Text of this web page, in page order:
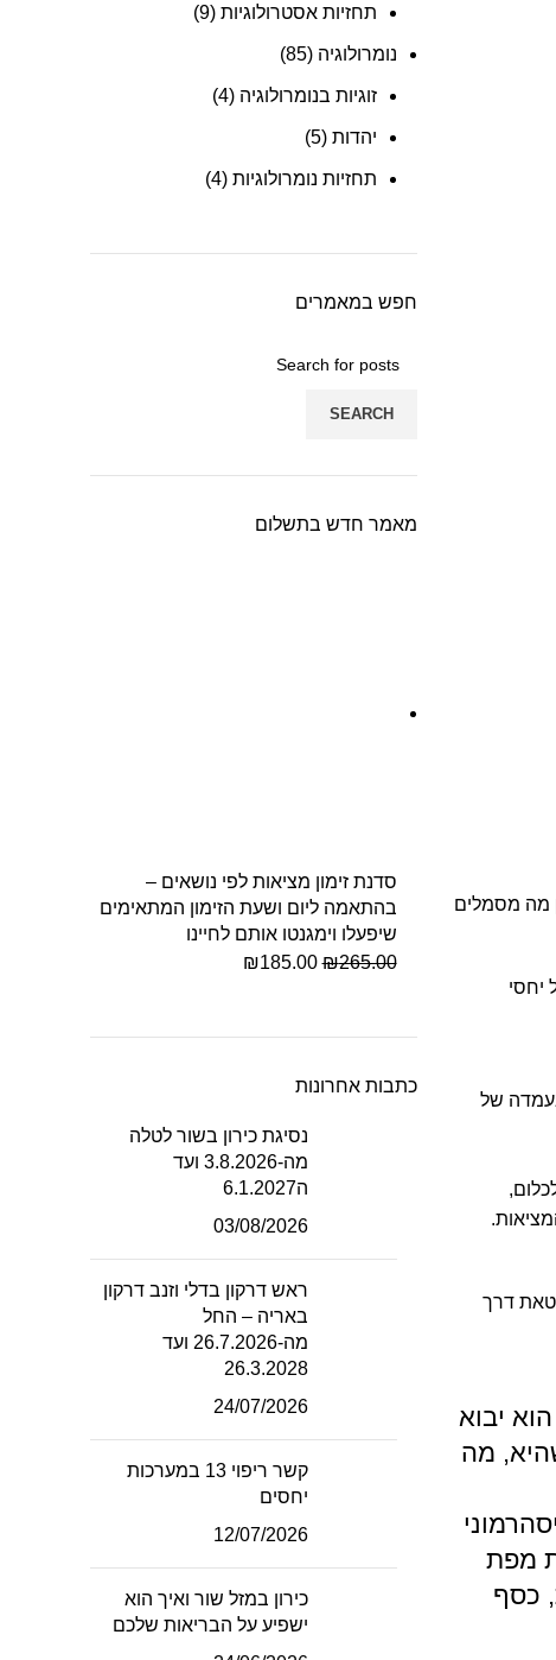
מה מסמלים
יחסי
של
דרך
יבוא
מה
ת מפת
כסף
תחזיות אסטרולוגיות (9)
נומרולוגיה (85)
זוגיות בנומרולוגיה (4)
יהדות (5)
תחזיות נומרולוגיות (4)
חפש במאמרים
SEARCH
מאמר חדש בתשלום
סדנת זימון מציאות לפי נושאים –
בהתאמה ליום ושעת הזימון המתאימים
שיפעלו וימגנטו אותם לחיינו
₪265.00
₪185.00
כתבות אחרונות
נסיגת כירון בשור לטלה
מה-3.8.2026 ועד
ה6.1.2027
03/08/2026
ראש דרקון בדלי וזנב דרקון
באריה – החל
מה-26.7.2026 ועד
26.3.2028
24/07/2026
קשר ריפוי 13 במערכות
יחסים
12/07/2026
כירון במזל שור ואיך הוא
ישפיע על הבריאות שלכם